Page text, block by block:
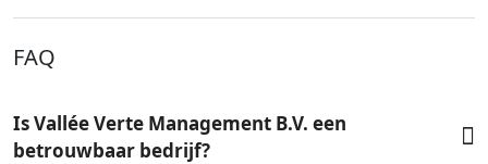
FAQ
Is Vallée Verte Management B.V. een
betrouwbaar bedrijf?